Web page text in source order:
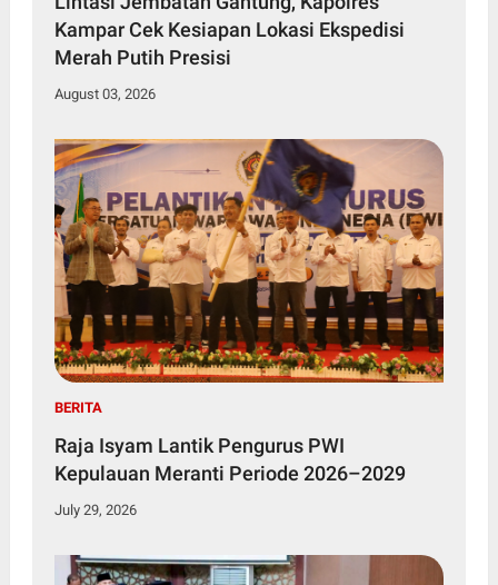
Kampar Cek Kesiapan Lokasi Ekspedisi
Merah Putih Presisi
August 03, 2026
BERITA
Raja Isyam Lantik Pengurus PWI
Kepulauan Meranti Periode 2026–2029
July 29, 2026